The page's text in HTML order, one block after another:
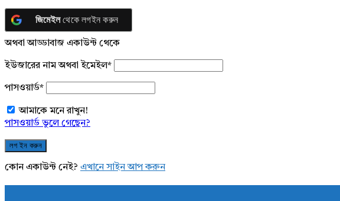
জিমেইলথেকে লগইন করুন
অথবা আড্ডাবাজ একাউন্ট থেকে
ইউজারের নাম অথবা ইমেইল*
পাসওয়ার্ড*
আমাকে মনে রাখুন!
পাসওয়ার্ড ভুলে গেছেন?
কোন একাউন্ট নেই? এখানে সাইন আপ করুন